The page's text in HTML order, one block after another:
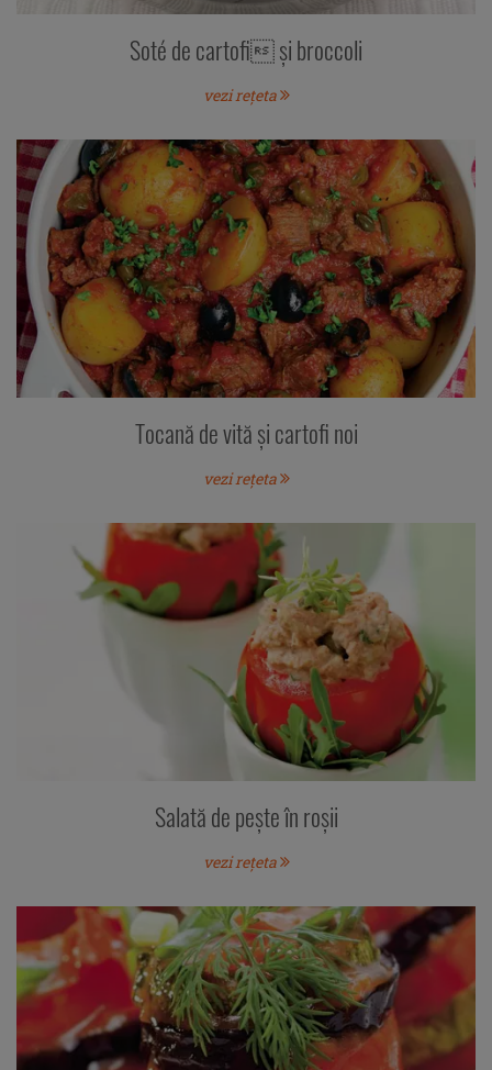
Soté de cartofi şi broccoli
vezi rețeta
Tocană de vită şi cartofi noi
vezi rețeta
Salată de peşte în roşii
vezi rețeta